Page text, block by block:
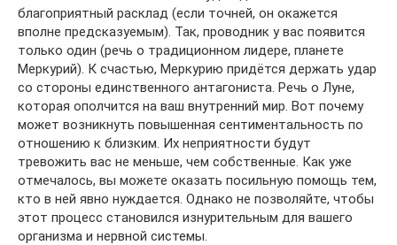
благоприятный расклад (если точней, он окажется
вполне предсказуемым). Так, проводник у вас появится
только один (речь о традиционном лидере, планете
Меркурий). К счастью, Меркурию придётся держать удар
со стороны единственного антагониста. Речь о Луне,
которая ополчится на ваш внутренний мир. Вот почему
может возникнуть повышенная сентиментальность по
отношению к близким. Их неприятности будут
тревожить вас не меньше, чем собственные. Как уже
отмечалось, вы можете оказать посильную помощь тем,
кто в ней явно нуждается. Однако не позволяйте, чтобы
этот процесс становился изнурительным для вашего
организма и нервной системы.